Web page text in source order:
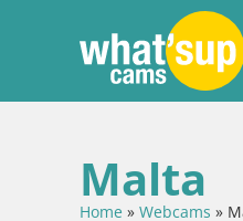
Malta
Home » Webcams »